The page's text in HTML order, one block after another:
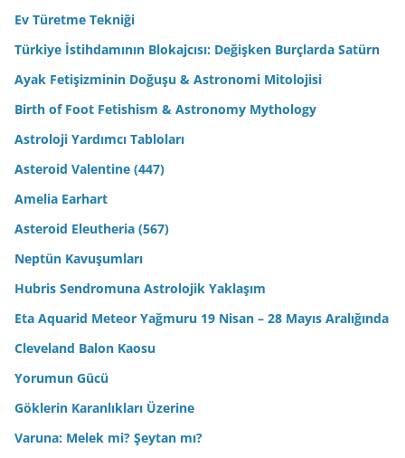
Ev Türetme Tekniği
Türkiye İstihdamının Blokajcısı: Değişken Burçlarda Satürn
Ayak Fetişizminin Doğuşu & Astronomi Mitolojisi
Birth of Foot Fetishism & Astronomy Mythology
Astroloji Yardımcı Tabloları
Asteroid Valentine (447)
Amelia Earhart
Asteroid Eleutheria (567)
Neptün Kavuşumları
Hubris Sendromuna Astrolojik Yaklaşım
Eta Aquarid Meteor Yağmuru 19 Nisan – 28 Mayıs Aralığında
Cleveland Balon Kaosu
Yorumun Gücü
Göklerin Karanlıkları Üzerine
Varuna: Melek mi? Şeytan mı?